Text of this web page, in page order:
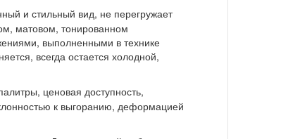
и стильный вид, не перегружает
матовом, тонированном
выполненными в технике
всегда остается холодной,
ценовая доступность,
к выгоранию, деформацией